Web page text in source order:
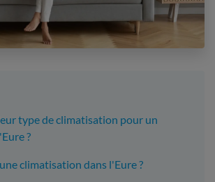
type de climatisation pour un
?
climatisation dans l'Eure ?